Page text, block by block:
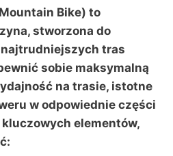
Bike) to
stworzona do
tras
sobie maksymalną
na trasie, istotne
w odpowiednie części
elementów,